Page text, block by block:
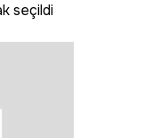
seçildi